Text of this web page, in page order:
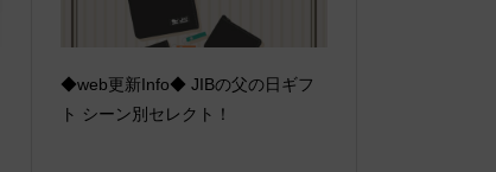
◆web更新Info◆ JIBの父の日ギフ
ト シーン別セレクト！